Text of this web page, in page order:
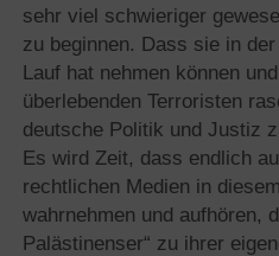
sehr viel schwieriger
zu beginnen. Dass sie in
Lauf hat nehmen können
überlebenden Terroristen
deutsche Politik und Justiz
Es wird Zeit, dass endlich
rechtlichen Medien in
wahrnehmen und aufhören,
Palästinenser“ zu ihrer